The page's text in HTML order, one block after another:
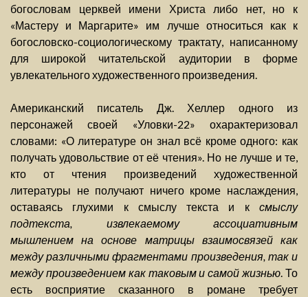
богословам церквей имени Христа либо нет, но к
«Мастеру и Маргарите» им лучше относиться как к
богословско-социологическому трактату, написанному
для широкой читательской аудитории в форме
увлекательного художественного произведения.
Американский писатель Дж. Хеллер одного из
персонажей своей «Уловки-22» охарактеризовал
словами: «О литературе он знал всё кроме одного: как
получать удовольствие от её чтения». Но не лучше и те,
кто от чтения произведений художественной
литературы не получают ничего кроме наслаждения,
оставаясь глухими к смыслу текста и к смыслу
подтекста, извлекаемому ассоциативным
мышлением на основе матрицы взаимосвязей как
между различными фрагментами произведения, так и
между произведением как таковым и самой жизнью. То
есть восприятие сказанного в романе требует